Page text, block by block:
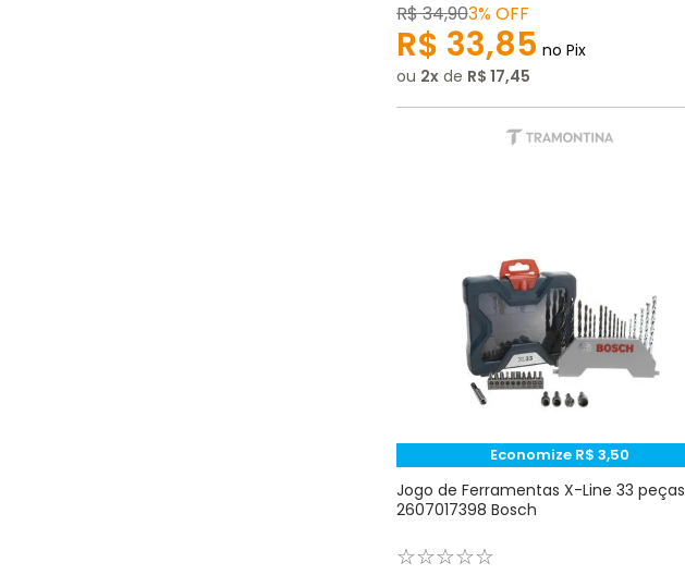
R$34,903%OFF
R$ 33,85 no Pix
ou 2 de R$ 17,45
Economize R$ 3,50
Jogo de Ferramentas X-Line 33 peças
2607017398 Bosch
☆☆☆☆☆